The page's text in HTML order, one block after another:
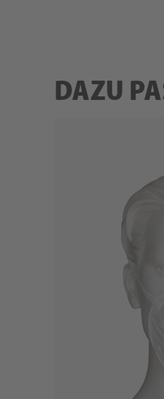
DAZU